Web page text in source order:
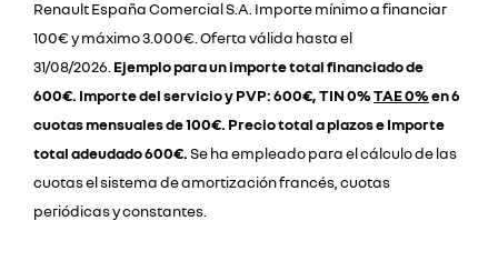
Renault España Comercial S.A. Importe mínimo a financiar
100€ y máximo 3.000€. Oferta válida hasta el
31/08/2026. Ejemplo para un importe total financiado de
600€. Importe del servicio y PVP: 600€, TIN 0%TAE 0%en 6
cuotas mensuales de 100€. Precio total a plazos e Importe
total adeudado 600€.Se ha empleado para el cálculo de las
cuotas el sistema de amortización francés, cuotas
periódicas y constantes.